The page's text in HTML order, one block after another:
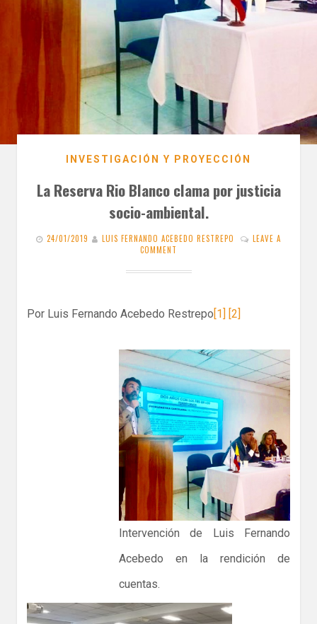
INVESTIGACIÓN Y PROYECCIÓN
La Reserva Rio Blanco clama por justicia
socio-ambiental.
24/01/2019 LUIS FERNANDO ACEBEDO RESTREPO
LEAVE A
COMMENT
Por Luis Fernando Acebedo Restrepo [1] [2]
Intervención de Luis Fernando
Acebedo en la rendición de
cuentas.